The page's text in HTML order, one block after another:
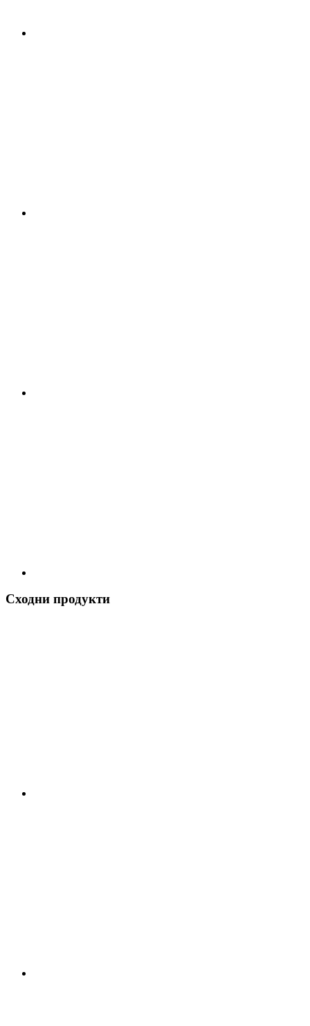
Сходни продукти